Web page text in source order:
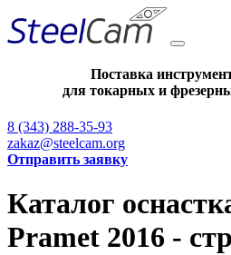
Поставка
для токарных и
8 (343) 288-35-93
zakaz@steelcam.org
Отправить заявку
Каталог
Pramet 2016 -